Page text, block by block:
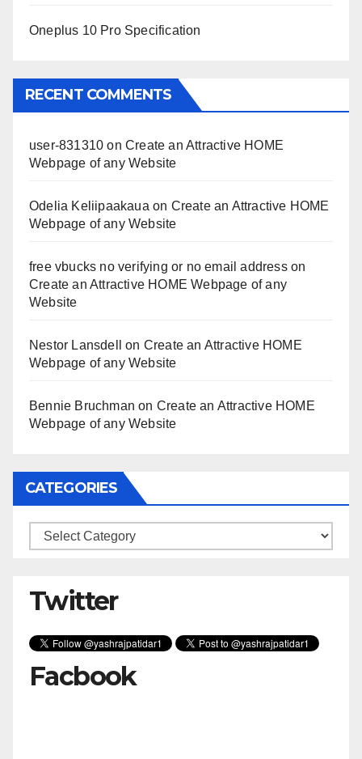
Oneplus 10 Pro Specification
RECENT COMMENTS
user-831310 onCreate an Attractive HOME
Webpage of any Website
Odelia Keliipaakaua on Create an Attractive HOME
Webpage of any Website
free vbucks no verifying or no email addresson
Create an Attractive HOME Webpage of any
Website
Nestor Lansdell on Create an Attractive HOME
Webpage of any Website
Bennie Bruchman on Create an Attractive HOME
Webpage of any Website
CATEGORIES
Categories
Twitter
Facbook